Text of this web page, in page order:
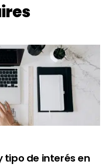
tipo de interés en